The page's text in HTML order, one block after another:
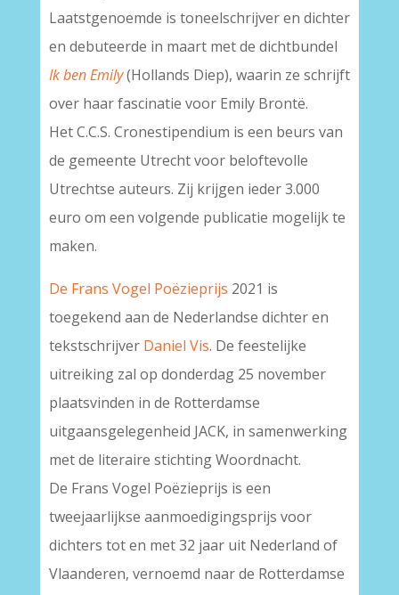
Laatstgenoemde is toneelschrijver en dichter
en debuteerde in maart met de dichtbundel
Ik ben Emily(Hollands Diep), waarin ze schrijft
over haar fascinatie voor Emily Brontë.
Het C.C.S. Cronestipendium is een beurs van
de gemeente Utrecht voor beloftevolle
Utrechtse auteurs. Zij krijgen ieder 3.000
euro om een volgende publicatie mogelijk te
maken.
De Frans Vogel Poëzieprijs 2021 is
toegekend aan de Nederlandse dichter en
tekstschrijver Daniel Vis. De feestelijke
uitreiking zal op donderdag 25 november
plaatsvinden in de Rotterdamse
uitgaansgelegenheid JACK, in samenwerking
met de literaire stichting Woordnacht.
De Frans Vogel Poëzieprijs is een
tweejaarlijkse aanmoedigingsprijs voor
dichters tot en met 32 jaar uit Nederland of
Vlaanderen, vernoemd naar de Rotterdamse